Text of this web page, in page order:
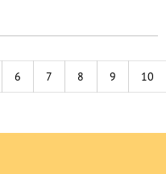
6 7 8 9 10